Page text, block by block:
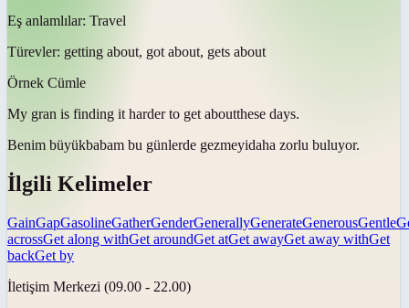
Eş anlamlılar: Travel
Türevler: getting about, got about, gets about
Örnek Cümle
My gran is finding it harder to get aboutthese days.
Benim büyükbabam bu günlerde gezmeyidaha zorlu buluyor.
İlgili Kelimeler
GainGapGasolineGatherGenderGenerallyGenerateGenerousGentle
acrossGet along withGet aroundGet atGet awayGet away withGet
backGet by
İletişim Merkezi (09.00 - 22.00)